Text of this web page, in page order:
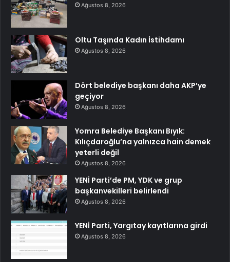
Ağustos 8, 2026
Oltu Taşında Kadın İstihdamı
Ağustos 8, 2026
Dört belediye başkanı daha AKP’ye
geçiyor
Ağustos 8, 2026
Yomra Belediye Başkanı Bıyık:
Kılıçdaroğlu’na yalnızca hain demek
yeterli değil
Ağustos 8, 2026
YENİ Parti’de PM, YDK ve grup
başkanvekilleri belirlendi
Ağustos 8, 2026
YENİ Parti, Yargıtay kayıtlarına girdi
Ağustos 8, 2026